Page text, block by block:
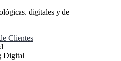
digitales y de
Clientes
Digital